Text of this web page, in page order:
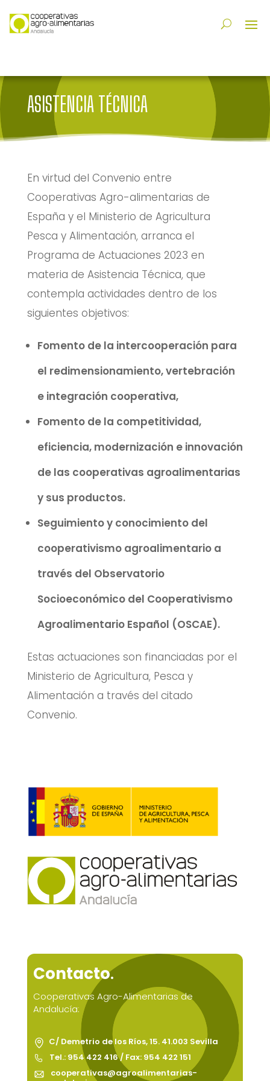
ASISTENCIA TÉCNICA
En virtud del Convenio entre
Cooperativas Agro-alimentarias de
España y el Ministerio de Agricultura
Pesca y Alimentación, arranca el
Programa de Actuaciones 2023 en
materia de Asistencia Técnica, que
contempla actividades dentro de los
siguientes objetivos:
Fomento de la intercooperación para
el redimensionamiento, vertebración
e integración cooperativa,
Fomento de la competitividad,
eficiencia, modernización e innovación
de las cooperativas agroalimentarias
y sus productos.
Seguimiento y conocimiento del
cooperativismo agroalimentario a
través del Observatorio
Socioeconómico del Cooperativismo
Agroalimentario Español (OSCAE).
Estas actuaciones son financiadas por el
Ministerio de Agricultura, Pesca y
Alimentación a través del citado
Convenio.
Contacto.
Cooperativas Agro-Alimentarias de
Andalucía:
C/ Demetrio de los Ríos, 15. 41.003 Sevilla
Tel.: 954 422 416 / Fax: 954 422 151
cooperativas@agroalimentarias-